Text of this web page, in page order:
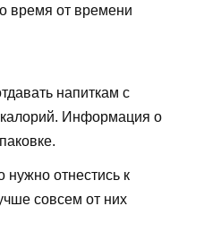
время от времени
напиткам с
Информация о
отнестись к
совсем от них